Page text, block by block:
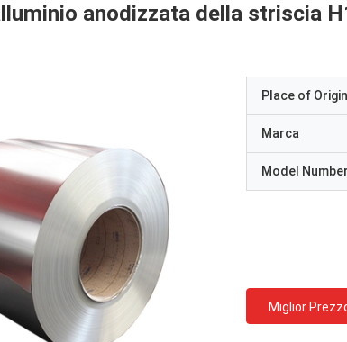
anodizzata della striscia
Place of Origin
Marca
Model Number
Miglior